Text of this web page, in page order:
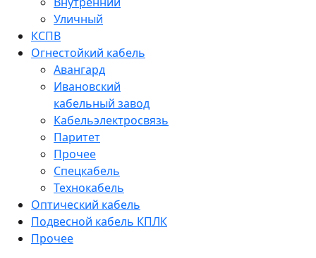
Уличный
КСПВ
Огнестойкий кабель
Авангард
Ивановский
кабельный завод
Кабельэлектросвязь
Паритет
Прочее
Спецкабель
Технокабель
Оптический кабель
Подвесной кабель КПЛК
Прочее